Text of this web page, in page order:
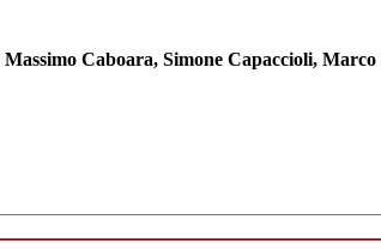
Massimo Caboara, Simone Capaccioli,